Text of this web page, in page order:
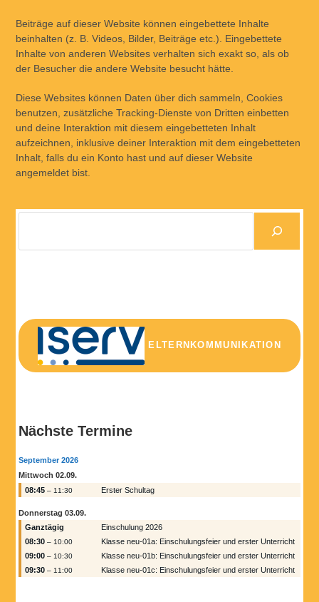
Beiträge auf dieser Website können eingebettete Inhalte
beinhalten (z. B. Videos, Bilder, Beiträge etc.). Eingebettete
Inhalte von anderen Websites verhalten sich exakt so, als ob
der Besucher die andere Website besucht hätte.
Diese Websites können Daten über dich sammeln, Cookies
benutzen, zusätzliche Tracking-Dienste von Dritten einbetten
und deine Interaktion mit diesem eingebetteten Inhalt
aufzeichnen, inklusive deiner Interaktion mit dem eingebetteten
Inhalt, falls du ein Konto hast und auf dieser Website
angemeldet bist.
ELTERNKOMMUNIKATION
Nächste Termine
September 2026
Mittwoch 02.09.
08:45– 11:30 Erster Schultag
Donnerstag 03.09.
Ganztägig
Einschulung 2026
08:30– 10:00
Klasse neu-01a: Einschulungsfeier und erster Unterricht
09:00– 10:30
Klasse neu-01b: Einschulungsfeier und erster Unterricht
09:30– 11:00 Klasse neu-01c: Einschulungsfeier und erster Unterricht